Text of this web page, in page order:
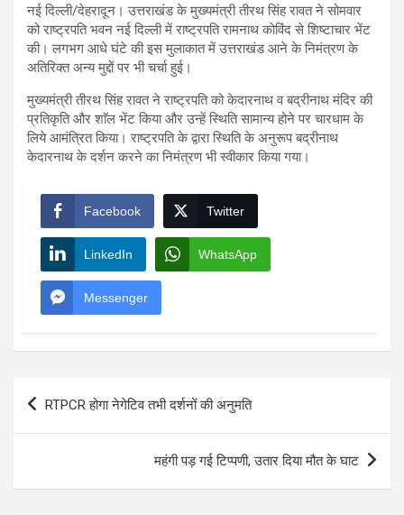
नई दिल्ली/देहरादून। उत्तराखंड के मुख्यमंत्री तीरथ सिंह रावत ने सोमवार
को राष्ट्रपति भवन नई दिल्ली में राष्ट्रपति रामनाथ कोविंद से शिष्टाचार भेंट
की। लगभग आधे घंटे की इस मुलाकात में उत्तराखंड आने के निमंत्रण के
अतिरिक्त अन्य मुद्दों पर भी चर्चा हुई।
मुख्यमंत्री तीरथ सिंह रावत ने राष्ट्रपति को केदारनाथ व बद्रीनाथ मंदिर की
प्रतिकृति और शाॅल भेंट किया और उन्हें स्थिति सामान्य होने पर चारधाम के
लिये आमंत्रित किया। राष्ट्रपति के द्वारा स्थिति के अनुरूप बद्रीनाथ
केदारनाथ के दर्शन करने का निमंत्रण भी स्वीकार किया गया।
Facebook Twitter
LinkedIn WhatsApp
Messenger
Post
RTPCR होगा नेगेटिव तभी दर्शनों की अनुमति
महंगी पड़ गई टिप्पणी, उतार दिया मौत के घाट